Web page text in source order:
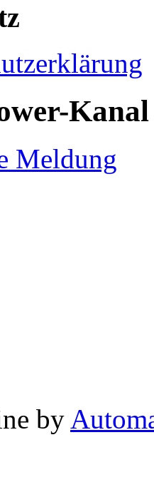
Kanal
Meldung
by